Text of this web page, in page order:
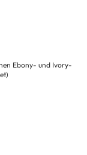
Ebony- und Ivory-